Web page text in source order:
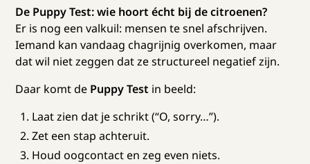
De Puppy Test: wie hoort écht bij de citroenen?
Er is nog een valkuil: mensen te snel afschrijven.
Iemand kan vandaag chagrijnig overkomen, maar
dat wil niet zeggen dat ze structureel negatief zijn.
Daar komt de Puppy Test in beeld:
Laat zien dat je schrikt (“O, sorry…”).
Zet een stap achteruit.
Houd oogcontact en zeg even niets.